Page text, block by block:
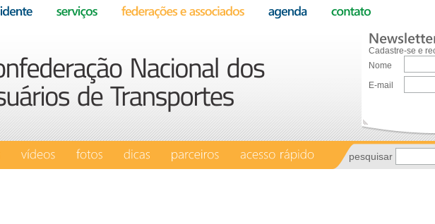
Cadastre-se e
Nome
E-mail
pesquisar